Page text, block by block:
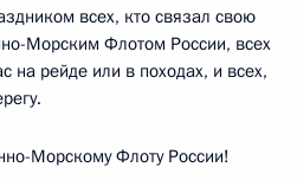
всех, кто связал свою
Морским Флотом России, всех
на рейде или в походах, и всех,
Морскому Флоту России!